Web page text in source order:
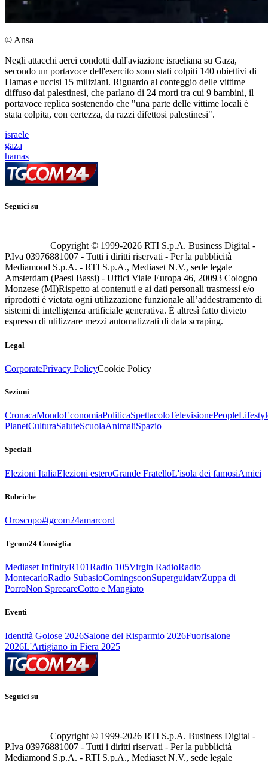
© Ansa
Negli attacchi aerei condotti dall'aviazione israeliana su Gaza,
secondo un portavoce dell'esercito sono stati colpiti 140 obiettivi di
Hamas e uccisi 15 miliziani. Riguardo al conteggio delle vittime
diffuso dai palestinesi, che parlano di 24 morti tra cui 9 bambini, il
portavoce replica sostenendo che "una parte delle vittime locali è
stata colpita, con certezza, da razzi difettosi palestinesi".
israele
gaza
hamas
Seguici su
Copyright © 1999-2026 RTI S.p.A. Business Digital -
P.Iva 03976881007 - Tutti i diritti riservati - Per la pubblicità
Mediamond S.p.A. - RTI S.p.A., Mediaset N.V., sede legale
Amsterdam (Paesi Bassi) - Uffici Viale Europa 46, 20093 Cologno
Monzese (MI)Rispetto ai contenuti e ai dati personali trasmessi e/o
riprodotti è vietata ogni utilizzazione funzionale all’addestramento di
sistemi di intelligenza artificiale generativa. È altresì fatto divieto
espresso di utilizzare mezzi automatizzati di data scraping.
Legal
CorporatePrivacy PolicyCookie Policy
Sezioni
CronacaMondoEconomiaPoliticaSpettacoloTelevisionePeople
PlanetCulturaSaluteScuolaAnimaliSpazio
Speciali
Elezioni ItaliaElezioni esteroGrande FratelloL'isola dei famosiAmici
Rubriche
Oroscopo#tgcom24amarcord
Tgcom24 Consiglia
Mediaset InfinityR101Radio 105Virgin RadioRadio
MontecarloRadio SubasioComingsoonSuperguidatvZuppa di
PorroNon SprecareCotto e Mangiato
Eventi
Identità Golose 2026Salone del Risparmio 2026Fuorisalone
2026L'Artigiano in Fiera 2025
Seguici su
Copyright © 1999-2026 RTI S.p.A. Business Digital -
P.Iva 03976881007 - Tutti i diritti riservati - Per la pubblicità
Mediamond S.p.A. - RTI S.p.A., Mediaset N.V., sede legale